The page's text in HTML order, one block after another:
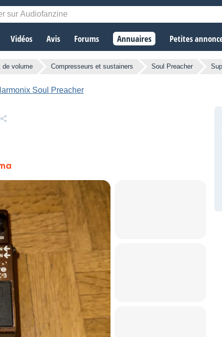
Vidéos Avis Forums Annuaires Petites
de volume Compresseurs et sustainers Soul Preacher
Soul Preacher